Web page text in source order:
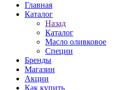
Главная
Каталог
Назад
Каталог
Масло оливковое
Специи
Бренды
Магазин
Акции
Как купить